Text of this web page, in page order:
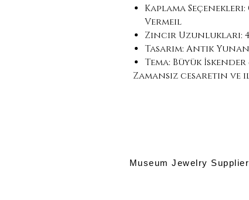
Kaplama
Vermeil
Zincir Uzunlukları: 40
Tasarım: Antik
Tema: Büyük
Zamansız cesaretin ve
Museum Jewelry Supplier